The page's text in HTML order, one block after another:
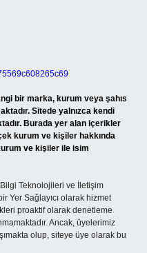
bir marka, kurum veya şahıs
Sitede yalnızca kendi
Burada yer alan içerikler
kurum ve kişiler hakkında
ve kişiler ile isim
Teknolojileri ve İletişim
Yer Sağlayıcı olarak hizmet
proaktif olarak denetleme
Ancak, üyelerimiz
olup, siteye üye olarak bu